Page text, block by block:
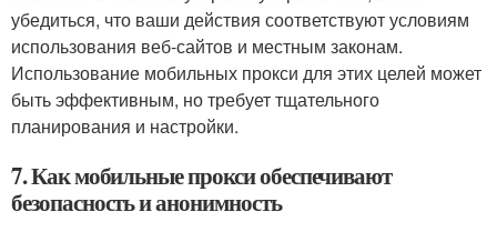
убедиться, что ваши действия соответствуют условиям
использования веб-сайтов и местным законам.
Использование мобильных прокси для этих целей может
быть эффективным, но требует тщательного
планирования и настройки.
7. Как мобильные прокси обеспечивают
безопасность и анонимность